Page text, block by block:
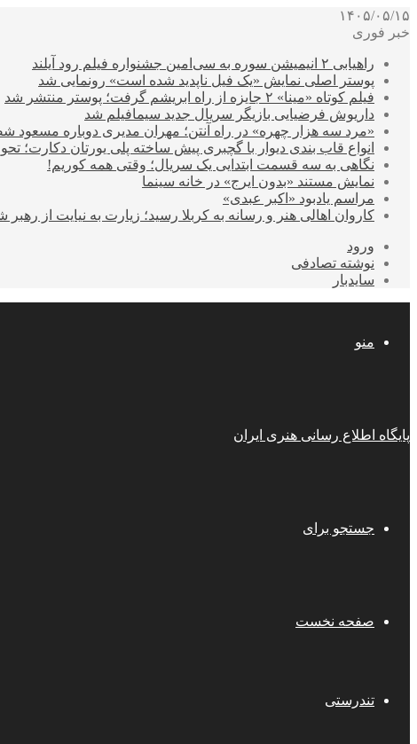
۱۴۰۵/۰۵/۱۵
خبر فوری
راهیابی ۲ انیمیشن سوره به سی‌امین جشنواره فیلم رود آیلند
پوستر اصلی نمایش «یک فیل ناپدید شده است» رونمایی شد
فیلم کوتاه «مینا» ۲ جایزه از راه ابریشم گرفت؛ پوستر منتشر شد
داریوش فرضیایی بازیگر سریال جدید سیمافیلم شد
«مرد سه هزار چهره» در راه آنتن؛ مهران مدیری دوباره
انواع قاب بندی دیوار با گچبری پیش ساخته پلی یورتان
نگاهی به سه قسمت ابتدایی یک سریال؛ وقتی همه کوریم!
نمایش مستند «بدون ایرج» در خانه سینما
مراسم یادبود «اکبر عبدی»
کاروان اهالی هنر و رسانه به کربلا رسید؛ زیارت به نیایت از رهبر
ورود
نوشته تصادفی
سایدبار
منو
پایگاه اطلاع رسانی هنری ایران
جستجو برای
صفحه نخست
تندرستی